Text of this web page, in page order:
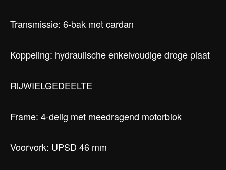
Transmissie: 6-bak met cardan
Koppeling: hydraulische enkelvoudige droge plaat
RIJWIELGEDEELTE
Frame: 4-delig met meedragend motorblok
Voorvork: UPSD 46 mm